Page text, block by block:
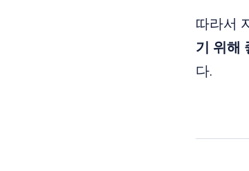
따라서
기 위해
다.